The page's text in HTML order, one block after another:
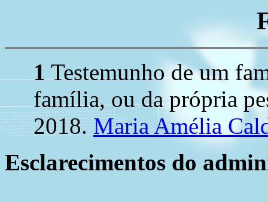
1Testemunho de um
família, ou da própria
2018.Maria Amélia
Esclarecimentos do